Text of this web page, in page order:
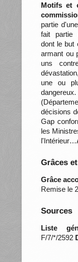
Motifs et
partie
fait partie
dont le but
armant ou
uns
une ou
décisions
Gap
les
Grâces
Grâce
Remise le
Sources
Liste
F/7/*/2592